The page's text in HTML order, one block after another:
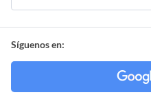
Síguenos en: